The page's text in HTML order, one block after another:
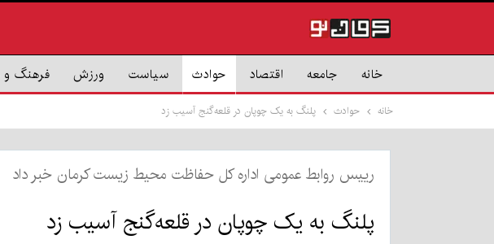
خانه جامعه اقتصاد حوادث سیاست ورزش فرهنگ و
خانه حوادث پلنگ به یک چوپان در قلعه‌گنج آسیب زد
رییس روابط عمومی اداره کل حفاظت محیط زیست کرمان خبر داد
پلنگ به یک چوپان در قلعه‌گنج آسیب زد